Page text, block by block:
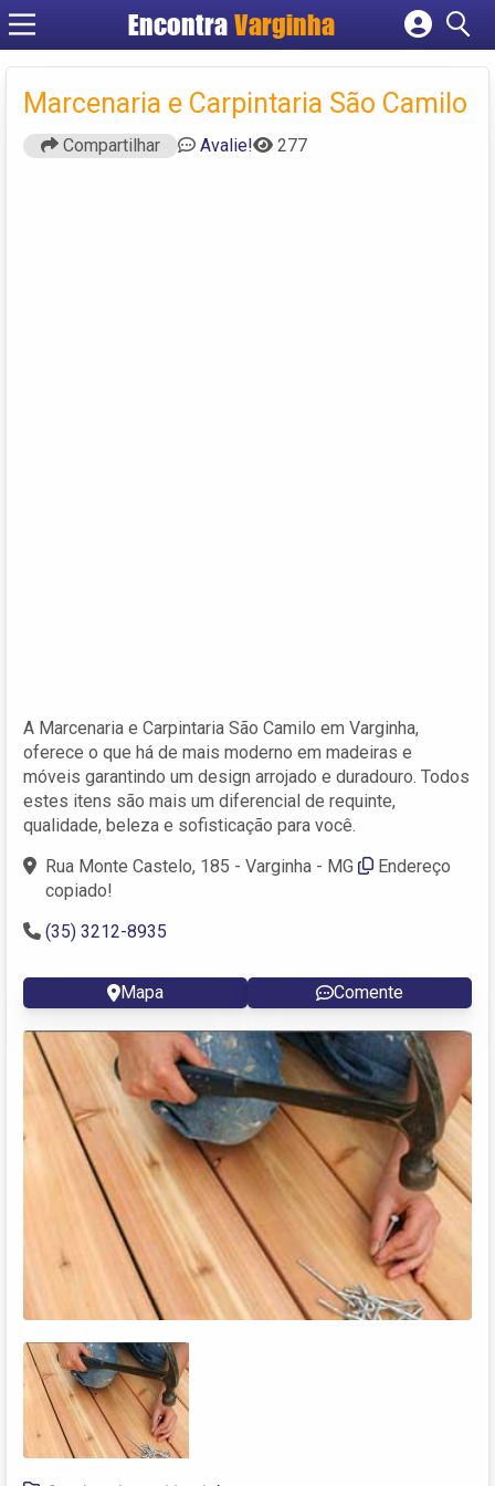
EncontraVarginha
Cadastrar empresa
Criar conta
Marcenaria e Carpintaria São Camilo
Compartilhar Avalie! 277
A Marcenaria e Carpintaria São Camilo em Varginha,
oferece o que há de mais moderno em madeiras e
móveis garantindo um design arrojado e duradouro. Todos
estes itens são mais um diferencial de requinte,
qualidade, beleza e sofisticação para você.
Rua Monte Castelo, 185 - Varginha - MG
Endereço
copiado!
(35) 3212-8935
Mapa Comente